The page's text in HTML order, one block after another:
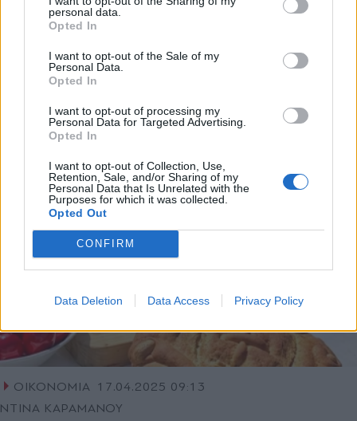
personal data.
Opted In
I want to opt-out of the Sale of my
Personal Data.
Opted In
I want to opt-out of processing my
Personal Data for Targeted Advertising.
Opted In
I want to opt-out of Collection, Use,
Retention, Sale, and/or Sharing of my
Personal Data that Is Unrelated with the
Purposes for which it was collected.
Opted Out
CONFIRM
Data Deletion Data Access Privacy Policy
ΕΛΛΑΔΑ 23.04.2025 16:04
ΝΤΙΝΑ ΚΑΡΑΜΑΝΟΥ
Αντιπυρική προστασία: Πόσο έτοιμοι
είμαστε για ένα δύσκολο καλοκαίρι -
Μεγάλη έρευνα
ΟΙΚΟΝΟΜΙΑ 17.04.2025 09:13
ΝΤΙΝΑ ΚΑΡΑΜΑΝΟΥ
Αποδέχομαι τους
και την πολιτική απορρήτου
X